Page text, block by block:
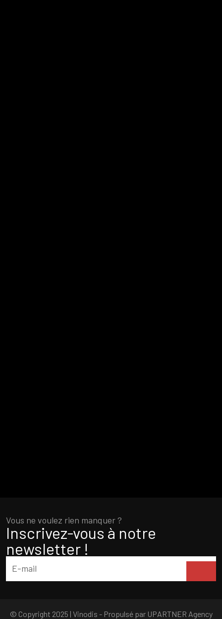
Vous ne voulez rien manquer ?
Inscrivez-vous à notre
newsletter !
© Copyright 2025 | Vinodis - Propulsé par UPARTNER Agency